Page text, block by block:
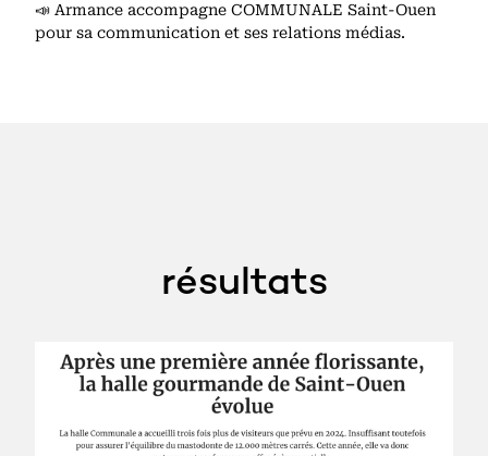
📣 Armance accompagne COMMUNALE Saint-Ouen
pour sa communication et ses relations médias.
résultats